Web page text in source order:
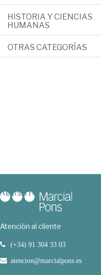
HISTORIA Y CIENCIAS
HUMANAS
OTRAS CATEGORÍAS
Atención al cliente
(+34) 91 304 33 03
atencion@marcialpons.es